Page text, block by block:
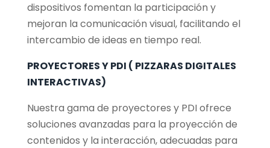
dispositivos fomentan la participación y
mejoran la comunicación visual, facilitando el
intercambio de ideas en tiempo real.
PROYECTORES Y PDI ( PIZZARAS DIGITALES
INTERACTIVAS)
Nuestra gama de proyectores y PDI ofrece
soluciones avanzadas para la proyección de
contenidos y la interacción, adecuadas para